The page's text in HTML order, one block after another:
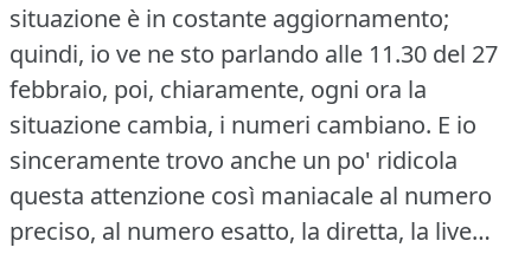
situazione è in costante aggiornamento;
quindi, io ve ne sto parlando alle 11.30 del 27
febbraio, poi, chiaramente, ogni ora la
situazione cambia, i numeri cambiano. E io
sinceramente trovo anche un po' ridicola
questa attenzione così maniacale al numero
preciso, al numero esatto, la diretta, la live…